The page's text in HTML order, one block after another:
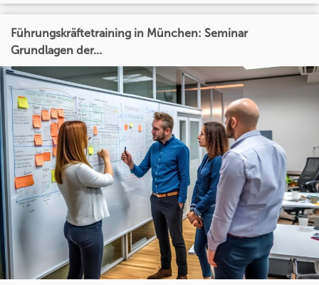
Führungskräftetraining in München: Seminar
Grundlagen der...